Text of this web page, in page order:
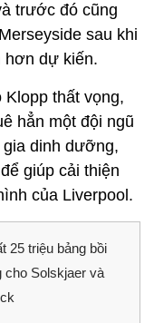
trước đó cũng
sau khi
hơn dự kiến.
thất vọng,
hẳn một đội ngũ
dinh dưỡng,
giúp cải thiện
của Liverpool.
25 triệu bảng bồi
cho Solskjaer và